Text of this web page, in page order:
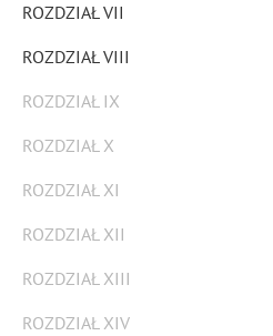
ROZDZIAŁ VII
ROZDZIAŁ VIII
ROZDZIAŁ IX
ROZDZIAŁ X
ROZDZIAŁ XI
ROZDZIAŁ XII
ROZDZIAŁ XIII
ROZDZIAŁ XIV